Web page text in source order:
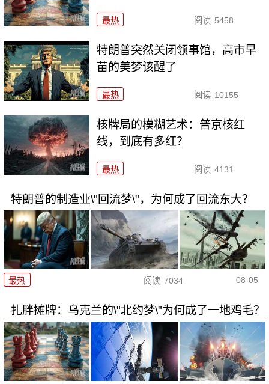
最热 阅读 5458
特朗普突然关闭领事馆，高市早
苗的美梦该醒了
最热 阅读 10155
核牌局的模糊艺术：普京核红
线，到底有多红？
最热 阅读 4131
特朗普的制造业\"回流梦\"，为何成了回流东大？
最热 阅读 7034 08-05
扎胖摊牌：乌克兰的\"北约梦\"为何成了一地鸡毛？